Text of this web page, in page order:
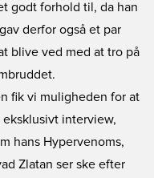
godt forhold til, da han
derfor også et par
blive ved med at tro på
fik vi muligheden for at
interview,
hans Hypervenoms,
Zlatan ser ske efter